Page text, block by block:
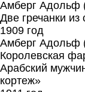
Амберг Адольф
Две гречанки
1909 год
Амберг Адольф
Королевская
Арабский
кортеж»